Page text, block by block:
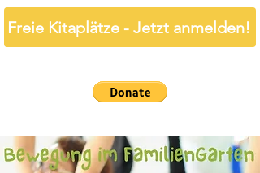
Freie Kitaplätze - Jetzt anmelden!